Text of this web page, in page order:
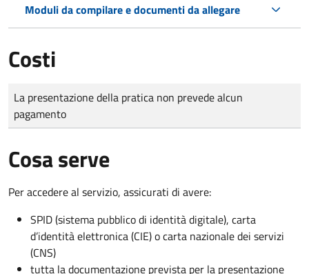
Moduli da compilare e documenti da allegare
Costi
Tipo di pagamento
Importo
La presentazione della pratica non prevede alcun
pagamento
Cosa serve
Per accedere al servizio, assicurati di avere:
SPID (sistema pubblico di identità digitale), carta
d’identità elettronica (CIE) o carta nazionale dei servizi
(CNS)
tutta la documentazione prevista per la presentazione